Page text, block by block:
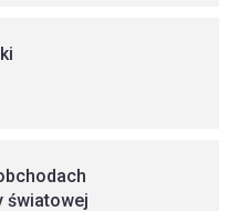
światowej